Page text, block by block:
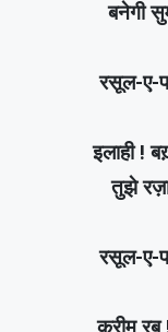
बनेगी
रसूल-ए-
इलाही !
तुझे
रसूल-ए-